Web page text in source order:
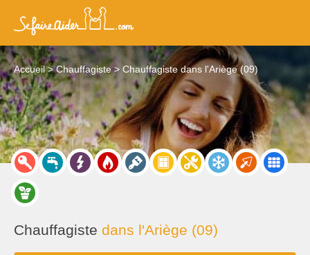
Accueil Chauffagiste Chauffagiste dans l'Ariège (09)
Chauffagiste dans l'Ariège (09)